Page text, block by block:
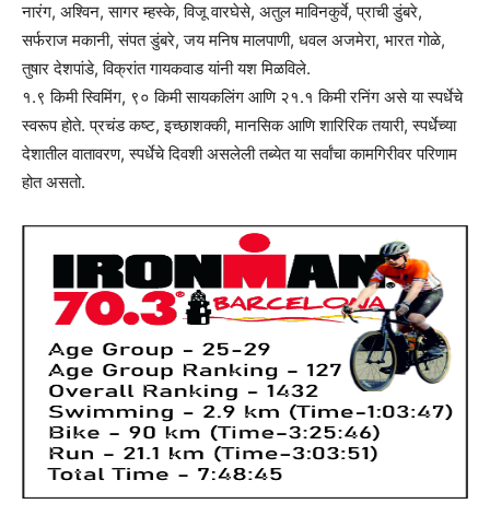
नारंग, अश्विन, सागर म्हस्के, विजू वारघेसे, अतुल माविनकुर्वे, प्राची डुंबरे,
सर्फराज मकानी, संपत डुंबरे, जय मनिष मालपाणी, धवल अजमेरा, भारत गोळे,
तुषार देशपांडे, विक्रांत गायकवाड यांनी यश मिळविले.
१.९ किमी स्विमिंग, ९० किमी सायकलिंग आणि २१.१ किमी रनिंग असे या स्पर्धेचे
स्वरूप होते. प्रचंड कष्ट, इच्छाशक्की, मानसिक आणि शारिरिक तयारी, स्पर्धेच्या
देशातील वातावरण, स्पर्धेचे दिवशी असलेली तब्येत या सर्वांचा कामगिरीवर परिणाम
होत असतो.